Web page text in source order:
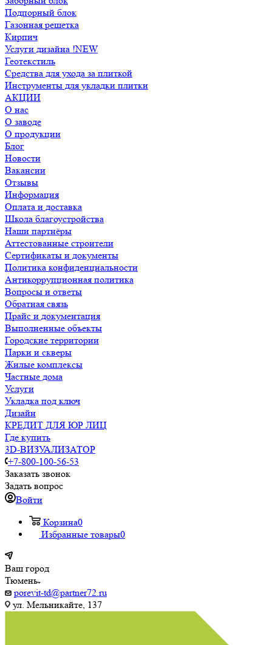
Подпорный блок
Газонная решетка
Кирпич
Услуги дизайна !NEW
Геотекстиль
Средства для ухода за плиткой
Инструменты для укладки плитки
АКЦИИ
О нас
О заводе
О продукции
Блог
Новости
Вакансии
Отзывы
Информация
Оплата и доставка
Школа благоустройства
Наши партнёры
Аттестованные строители
Сертификаты и документы
Политика конфиденциальности
Антикоррупционная политика
Вопросы и ответы
Обратная связь
Прайс и документация
Выполненные объекты
Городские территории
Парки и скверы
Жилые комплексы
Частные дома
Услуги
Укладка под ключ
Дизайн
КРЕДИТ ДЛЯ ЮР ЛИЦ
Где купить
3D-ВИЗУАЛИЗАТОР
+7-800-100-56-53
Заказать звонок
Задать вопрос
Войти
Корзина0
Избранные товары0
Ваш город
Тюмень
porevit-td@partner72.ru
ул. Мельникайте, 137